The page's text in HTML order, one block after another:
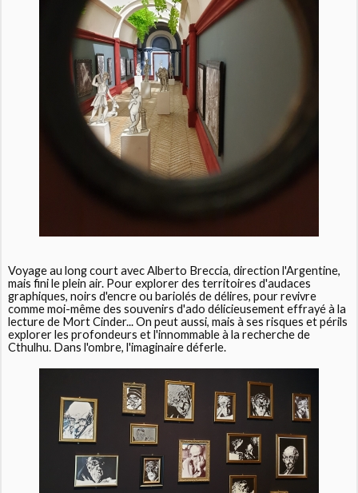
Voyage au long court avec Alberto Breccia, direction l'Argentine,
mais fini le plein air. Pour explorer des territoires d'audaces
graphiques, noirs d'encre ou bariolés de délires, pour revivre
comme moi-même des souvenirs d'ado délicieusement effrayé à la
lecture de Mort Cinder... On peut aussi, mais à ses risques et périls
explorer les profondeurs et l'innommable à la recherche de
Cthulhu. Dans l'ombre, l'imaginaire déferle.